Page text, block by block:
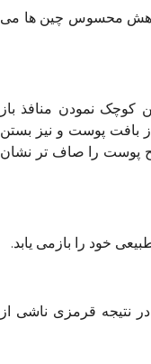
محسوس چین ها می
کوچک نمودن منافذ باز
بافت پوست و نیز بستن
پوست را صاف تر نشان
خود را بازمی یابد.
نتیجه قرمزی ناشی از